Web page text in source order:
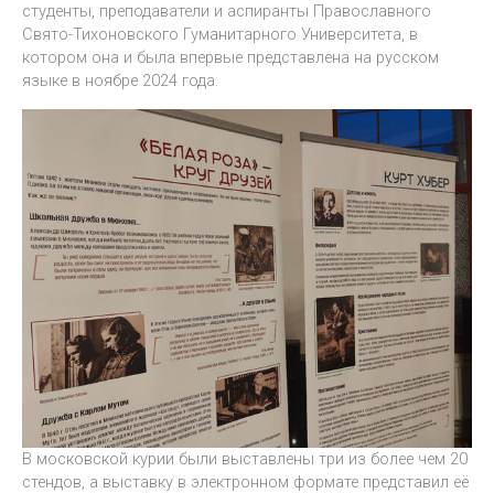
студенты, преподаватели и аспиранты Православного
Свято-Тихоновского Гуманитарного Университета, в
котором она и была впервые представлена на русском
языке в ноябре 2024 года.
В московской курии были выставлены три из более чем 20
стендов, а выставку в электронном формате представил её